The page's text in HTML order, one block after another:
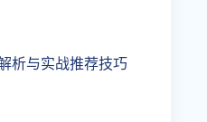
析与实战推荐技巧